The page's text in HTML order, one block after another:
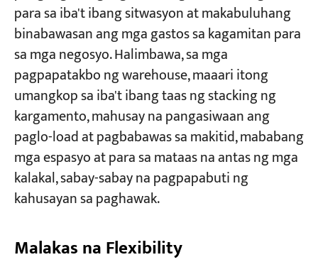
para sa iba't ibang sitwasyon at makabuluhang
binabawasan ang mga gastos sa kagamitan para
sa mga negosyo. Halimbawa, sa mga
pagpapatakbo ng warehouse, maaari itong
umangkop sa iba't ibang taas ng stacking ng
kargamento, mahusay na pangasiwaan ang
paglo-load at pagbabawas sa makitid, mababang
mga espasyo at para sa mataas na antas ng mga
kalakal, sabay-sabay na pagpapabuti ng
kahusayan sa paghawak.
Malakas na Flexibility